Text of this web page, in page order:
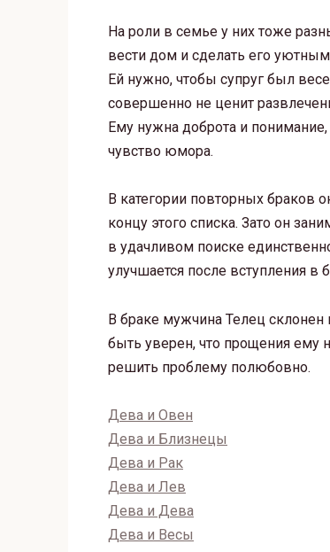
На роли в семье у них тоже
вести дом и сделать его
Ей нужно, чтобы супруг был
совершенно не ценит
Ему нужна доброта и
чувство юмора.
В категории повторных браков
концу этого списка. Зато он
в удачливом поиске
улучшается после вступления в
В браке мужчина Телец
быть уверен, что прощения ему
решить проблему полюбовно.
Дева и Овен
Дева и Близнецы
Дева и Рак
Дева и Лев
Дева и Дева
Дева и Весы